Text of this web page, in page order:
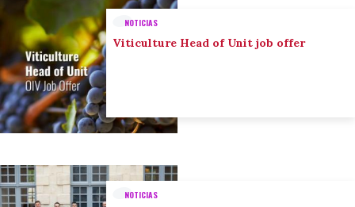
NOTICIAS
Viticulture Head of Unit job offer
NOTICIAS